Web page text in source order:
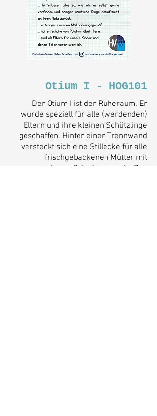
Otium I - HOG101
Der Otium I ist der Ruheraum. Er
wurde speziell für alle (werdenden)
Eltern und ihre kleinen Schützlinge
geschaffen. Hinter einer Trennwand
versteckt sich eine Stillecke für alle
frischgebackenen Mütter mit
angenehmen Schwingsesseln. Der